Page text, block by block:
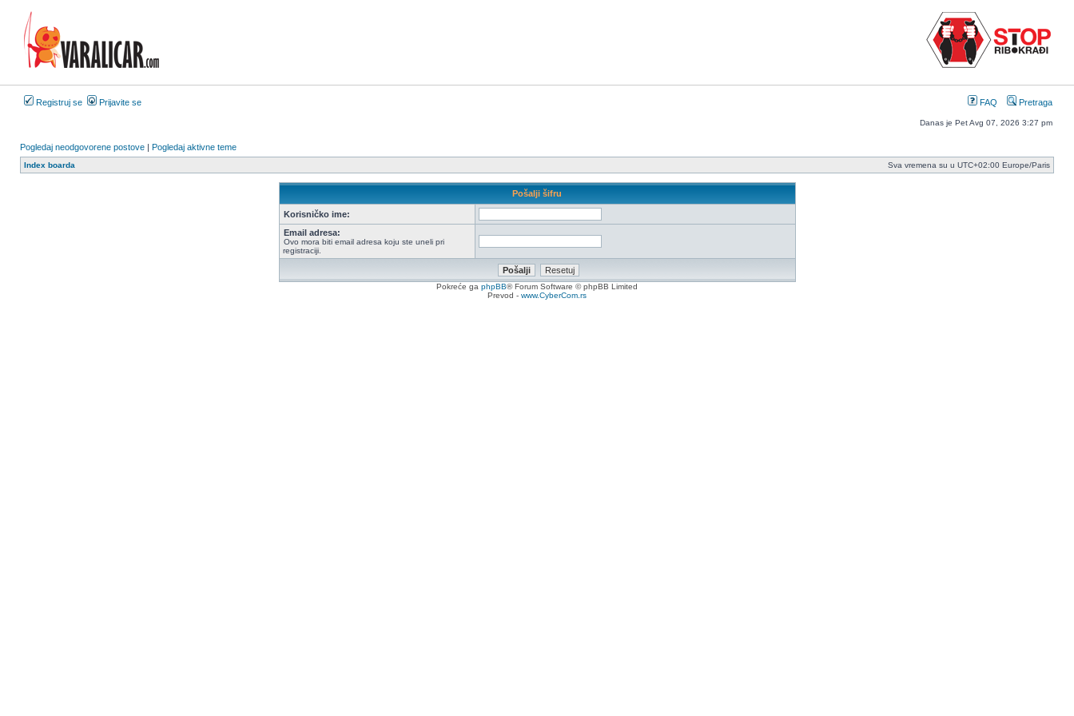
Registruj se Prijavite se FAQ Pretraga
Danas je Pet Avg 07, 2026 3:27 pm
Pogledaj neodgovorene postove | Pogledaj aktivne teme
Index boarda Sva vremena su u UTC+02:00 Europe/Paris
Pošalji šifru
Korisničko ime:
Email adresa:
Ovo mora biti email adresa koju ste uneli pri
registraciji.
Pokreće ga phpBB® Forum Software © phpBB Limited
Prevod - www.CyberCom.rs